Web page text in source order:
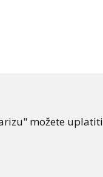
možete uplatiti